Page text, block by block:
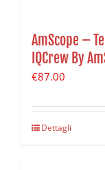
AmScope –
IQCrew By
€87.00
Dettagli